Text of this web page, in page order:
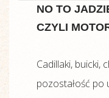
NO TO
CZYLI
Cadillaki, buicki,
pozostałość po